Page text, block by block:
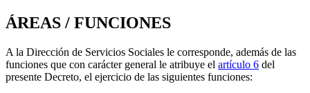
ÁREAS / FUNCIONES
A la Dirección de Servicios Sociales le corresponde, además de las
funciones que con carácter general le atribuye el artículo 6 del
presente Decreto, el ejercicio de las siguientes funciones: